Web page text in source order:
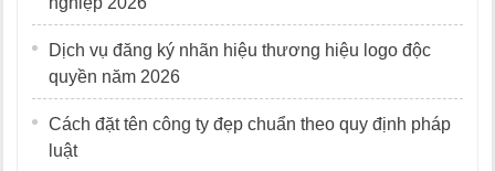
Dịch vụ đăng ký nhãn hiệu thương hiệu logo độc
quyền năm 2026
Cách đặt tên công ty đẹp chuẩn theo quy định pháp
luật